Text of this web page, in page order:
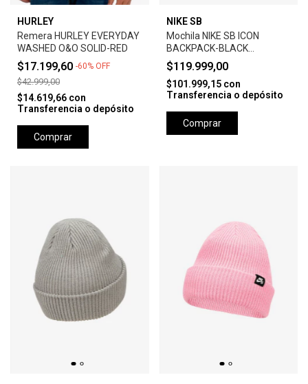
HURLEY
Remera HURLEY EVERYDAY
WASHED O&O SOLID-RED
$17.199,60 -60% OFF
$42.999,00
$14.619,66 con
Transferencia o depósito
Comprar
NIKE SB
Mochila NIKE SB ICON
BACKPACK-BLACK
ANTHRACITE
$119.999,00
$101.999,15 con
Transferencia o depósito
Comprar